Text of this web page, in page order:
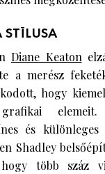
STÍLUSA
Diane Keaton
a merész
hogy
és
Shadley
több száz